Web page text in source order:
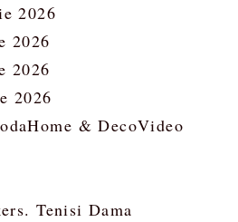
2026
2026
2026
2026
Home & DecoVideo
Tenisi Dama